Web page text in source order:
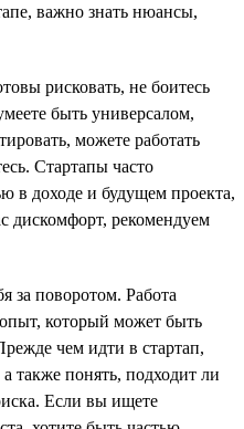
важно знать нюансы,
рисковать, не боитесь
быть универсалом,
можете работать
Стартапы часто
в доходе и будущем проекта,
дискомфорт, рекомендуем
за поворотом. Работа
который может быть
чем идти в стартап,
также понять, подходит ли
Если вы ищете